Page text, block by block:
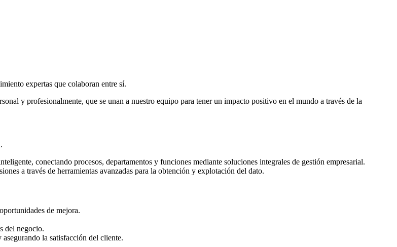
expertas que colaboran entre sí.
y profesionalmente, que se unan a nuestro equipo para tener un impacto positivo en el mundo a través de la
conectando procesos, departamentos y funciones mediante soluciones integrales de gestión empresarial.
a través de herramientas avanzadas para la obtención y explotación del dato.
de mejora.
del negocio.
la satisfacción del cliente.